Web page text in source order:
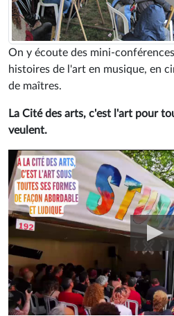
On y écoute des mini-
histoires de l'art en musique, en
de maîtres.
La Cité des arts, c'est l'art pour
veulent.